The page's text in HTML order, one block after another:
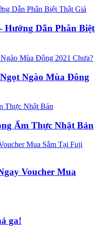
Hướng Dẫn Phân Biệt
Ngào Mùa Đông
Ẩm Thực Nhật Bản
Voucher Mua
ga!